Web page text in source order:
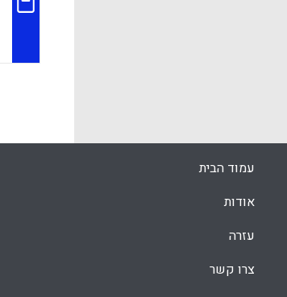
עמוד הבית
אודות
עזרה
צרו קשר